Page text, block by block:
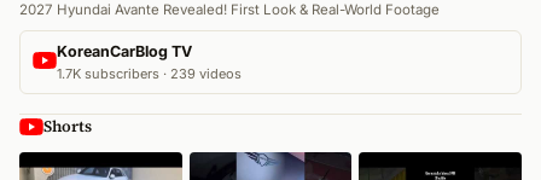
2027 Hyundai Avante Revealed! First Look & Real-World Footage
KoreanCarBlog TV
1.7K subscribers · 239 videos
Shorts